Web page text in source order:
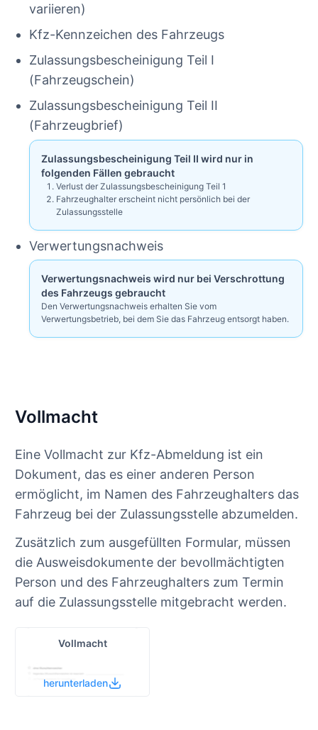
variieren)
Kfz-Kennzeichen des Fahrzeugs
Zulassungsbescheinigung Teil I
(Fahrzeugschein)
Zulassungsbescheinigung Teil II
(Fahrzeugbrief)
Zulassungsbescheinigung Teil II wird nur in
folgenden Fällen gebraucht
Verlust der Zulassungsbescheinigung Teil 1
Fahrzeughalter erscheint nicht persönlich bei der
Zulassungsstelle
Verwertungsnachweis
Verwertungsnachweis wird nur bei Verschrottung
des Fahrzeugs gebraucht
Den Verwertungsnachweis erhalten Sie vom
Verwertungsbetrieb, bei dem Sie das Fahrzeug entsorgt haben.
Vollmacht
Eine Vollmacht zur Kfz-Abmeldung ist ein
Dokument, das es einer anderen Person
ermöglicht, im Namen des Fahrzeughalters das
Fahrzeug bei der Zulassungsstelle abzumelden.
Zusätzlich zum ausgefüllten Formular, müssen
die Ausweisdokumente der bevollmächtigten
Person und des Fahrzeughalters zum Termin
auf die Zulassungsstelle mitgebracht werden.
Vollmacht
herunterladen